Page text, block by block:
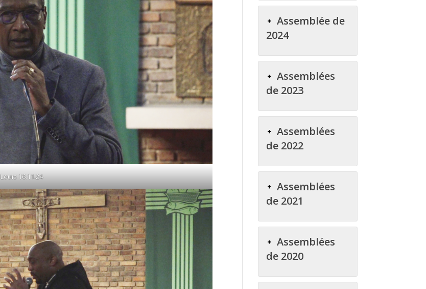
16.11.24
Assemblée de
2024
Assemblées
de 2023
Assemblées
de 2022
Assemblées
de 2021
Assemblées
de 2020